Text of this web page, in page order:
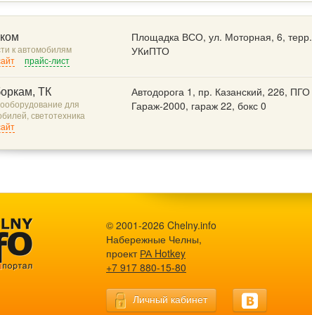
к автомобилям
прайс-лист
Площадка ВСО, ул. Моторная, 6, терр.
УКиПТО
ТК
для
светотехника
Автодорога 1, пр. Казанский, 226, ПГО
Гараж-2000, гараж 22, бокс 0
© 2001-2026 Chelny.info
Набережные Челны,
проект РА Hotkey
+7 917 880-15-80
Личный кабинет